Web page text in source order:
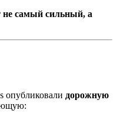
самый сильный, а
опубликовали дорожную